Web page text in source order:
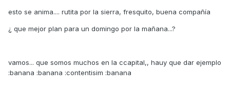
esto se anima.... rutita por la sierra, fresquito, buena compañía
¿ que mejor plan para un domingo por la mañana...?
vamos... que somos muchos en la ccapital,, hauy que dar ejemplo
:banana :banana :contentisim :banana